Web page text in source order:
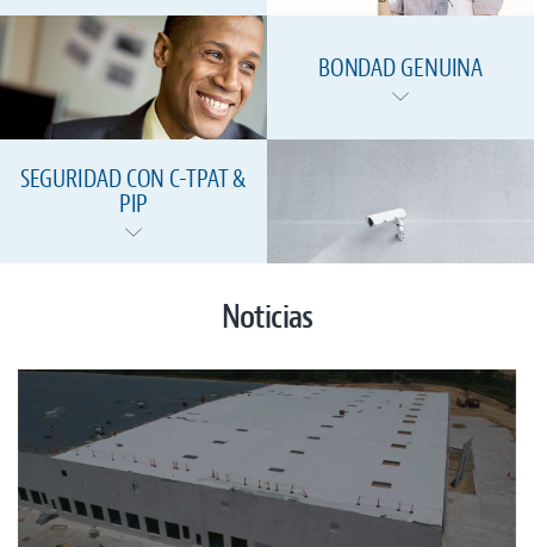
BONDAD GENUINA
SEGURIDAD CON C-TPAT &
PIP
Noticias